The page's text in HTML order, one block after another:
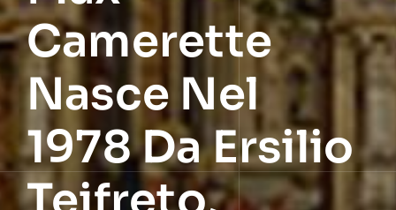
Camerette
Nasce Nel
1978 Da Ersilio